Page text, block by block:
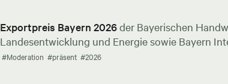
Exportpreis Bayern 2026der Bayerischen
Landesentwicklung und Energie sowie Bayern
#Moderation #präsent #2026